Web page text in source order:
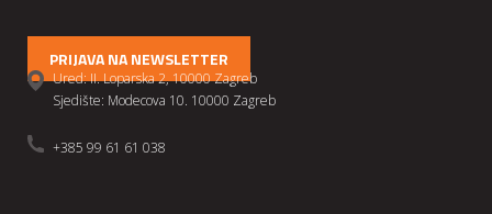
PRIJAVA NA NEWSLETTER
Ured: II. Loparska 2, 10000 Zagreb
Sjedište: Modecova 10. 10000 Zagreb
+385 99 61 61 038